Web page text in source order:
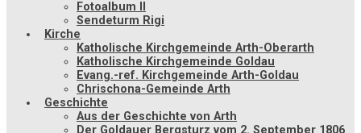
Fotoalbum II
Sendeturm Rigi
Kirche
Katholische Kirchgemeinde Arth-Oberarth
Katholische Kirchgemeinde Goldau
Evang.-ref. Kirchgemeinde Arth-Goldau
Chrischona-Gemeinde Arth
Geschichte
Aus der Geschichte von Arth